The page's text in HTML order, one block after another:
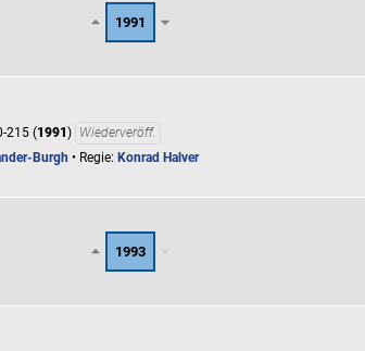
1991
215 (1991 ) Wiederveröff.
Burgh • Regie: Konrad Halver
1993